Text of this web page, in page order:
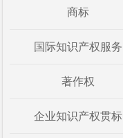
商标
国际知识产权服务
著作权
企业知识产权贯标